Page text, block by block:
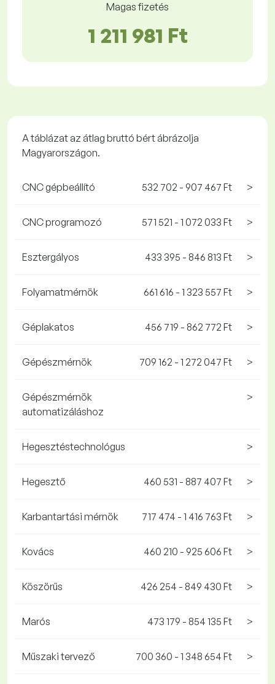
Magas fizetés
1 211 981 Ft
A táblázat az átlag bruttó bért ábrázolja
Magyarországon.
CNC gépbeállító 532 702 - 907 467 Ft >
CNC programozó 571 521 - 1 072 033 Ft >
Esztergályos 433 395 - 846 813 Ft >
Folyamatmérnök 661 616 - 1 323 557 Ft >
Géplakatos 456 719 - 862 772 Ft >
Gépészmérnök 709 162 - 1 272 047 Ft >
Gépészmérnök
automatizáláshoz
>
Hegesztéstechnológus >
Hegesztő 460 531 - 887 407 Ft >
Karbantartási mérnök 717 474 - 1 416 763 Ft >
Kovács 460 210 - 925 606 Ft >
Köszörűs 426 254 - 849 430 Ft >
Marós 473 179 - 854 135 Ft >
Műszaki tervező 700 360 - 1 348 654 Ft >